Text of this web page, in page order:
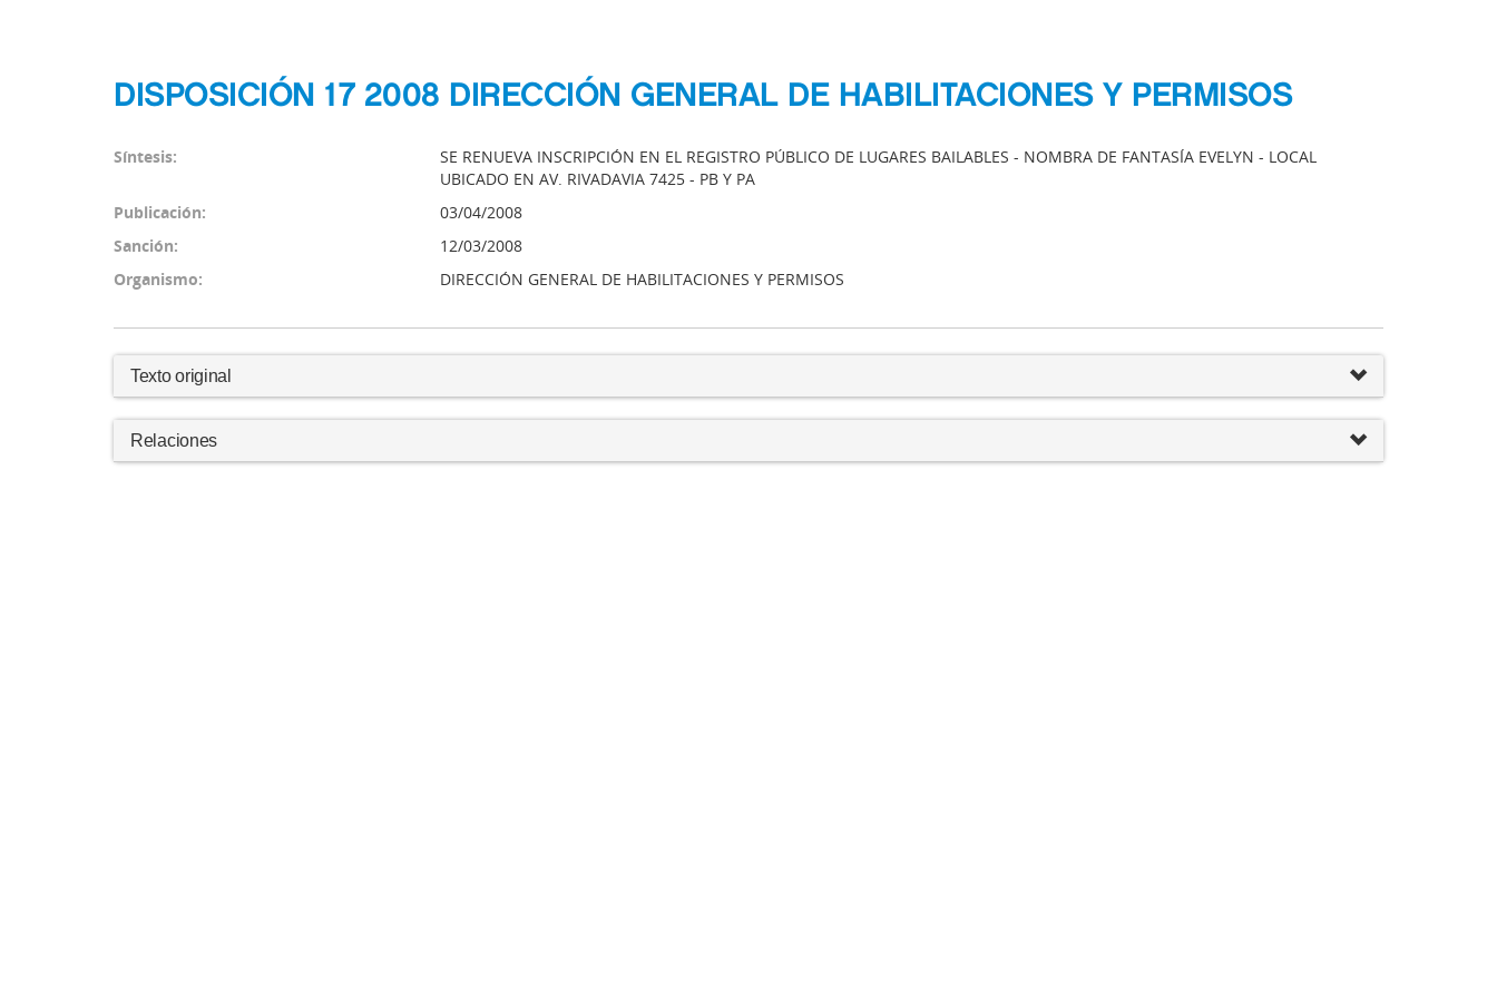
DISPOSICIÓN 17 2008 DIRECCIÓN GENERAL DE HABILITACIONES Y PERMISOS
Síntesis:
SE RENUEVA INSCRIPCIÓN EN EL REGISTRO PÚBLICO DE LUGARES BAILABLES - NOMBRA DE FANTASÍA EVELYN - LOCAL
UBICADO EN AV. RIVADAVIA 7425 - PB Y PA
Publicación:
03/04/2008
Sanción:
12/03/2008
Organismo:
DIRECCIÓN GENERAL DE HABILITACIONES Y PERMISOS
Texto original
Relaciones